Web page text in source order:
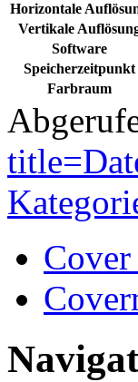
Horizontale
Vertikale
Software
Speicherzeitpunkt
Farbraum